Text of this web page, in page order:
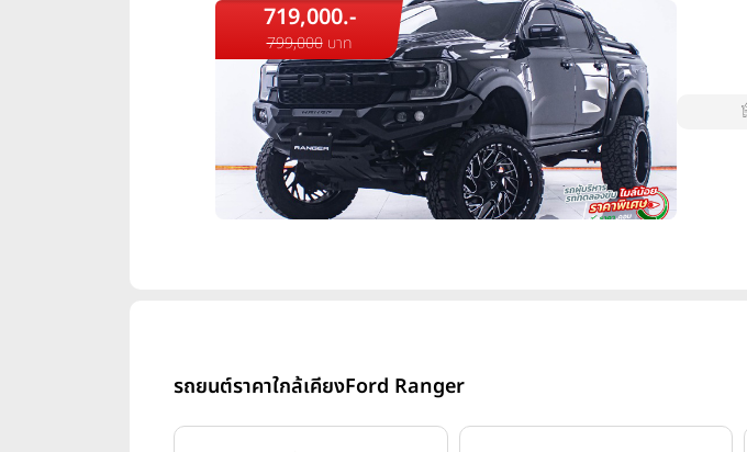
719,000.-
799,000บาท
รถยนต์ราคาใกล้เคียงFord Ranger